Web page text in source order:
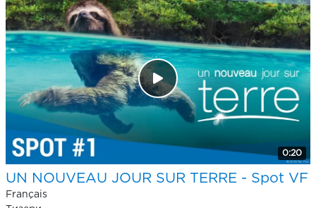
0:20
UN NOUVEAU JOUR SUR TERRE - Spot VF
Français